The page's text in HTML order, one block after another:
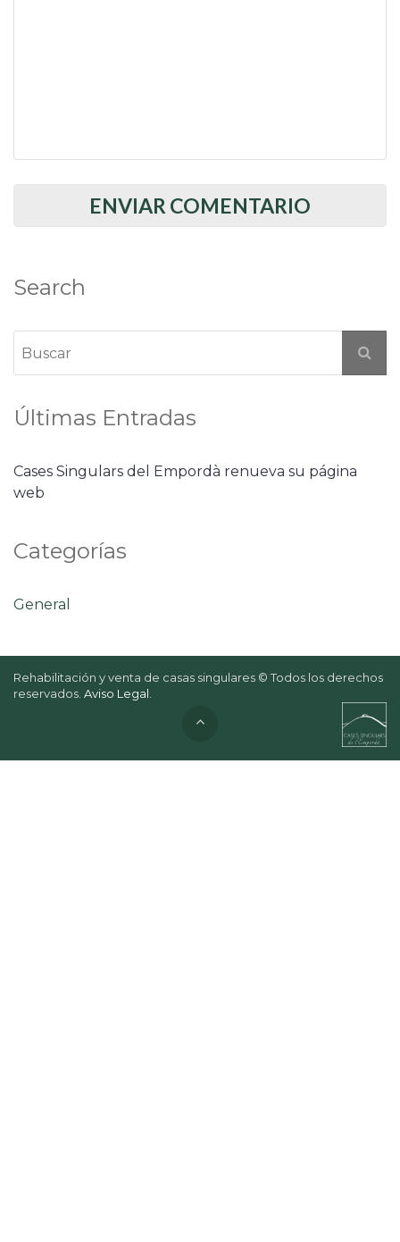
Search
Últimas Entradas
Cases Singulars del Empordà renueva su página
web
Categorías
General
Rehabilitación y venta de casas singulares © Todos los derechos
reservados. Aviso Legal